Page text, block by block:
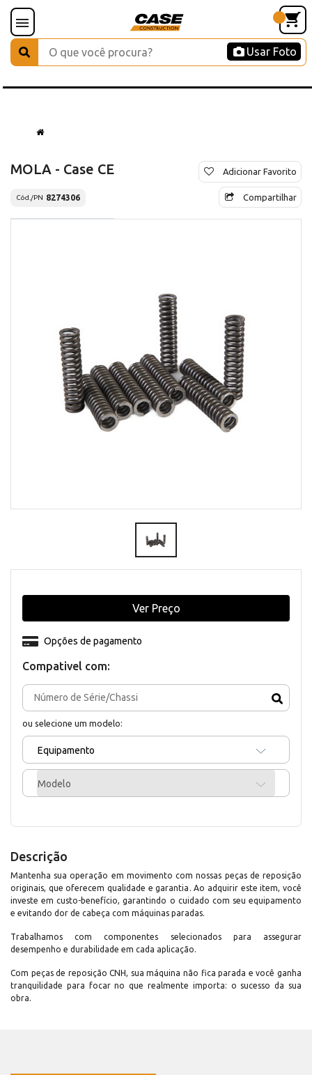
Usar Foto
MOLA - Case CE
Cód./PN 8274306
Adicionar Favorito
Compartilhar
Compativel com:
ou selecione um modelo:
Equipamento
Modelo
Opções de pagamento
Ver Preço
Descrição
Mantenha sua operação em movimento com nossas peças de reposição
originais, que oferecem qualidade e garantia. Ao adquirir este item, você
investe em custo-benefício, garantindo o cuidado com seu equipamento
e evitando dor de cabeça com máquinas paradas.
Trabalhamos com componentes selecionados para assegurar
desempenho e durabilidade em cada aplicação.
Com peças de reposição CNH, sua máquina não fica parada e você ganha
tranquilidade para focar no que realmente importa: o sucesso da sua
obra.